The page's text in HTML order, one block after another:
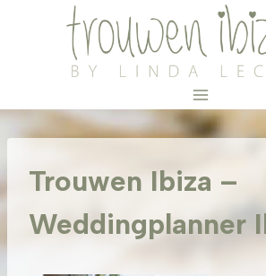
Trouwen Ibiza –
Weddingplanner